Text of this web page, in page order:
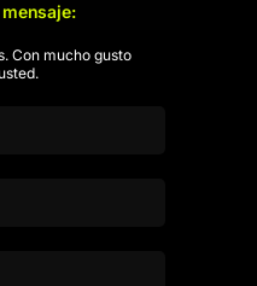
Con mucho gusto